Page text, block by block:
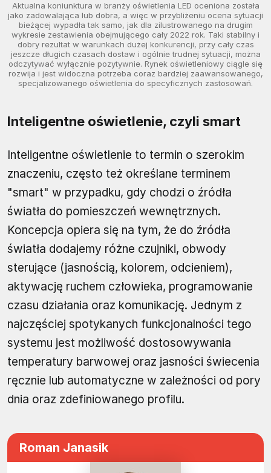
Aktualna koniunktura w branży oświetlenia LED oceniona została
jako zadowalająca lub dobra, a więc w przybliżeniu ocena sytuacji
bieżącej wypadła tak samo, jak dla zilustrowanego na drugim
wykresie zestawienia obejmującego cały 2022 rok. Taki stabilny i
dobry rezultat w warunkach dużej konkurencji, przy cały czas
jeszcze długich czasach dostaw i ogólnie trudnej sytuacji, można
odczytywać wyłącznie pozytywnie. Rynek oświetleniowy ciągle się
rozwija i jest widoczna potrzeba coraz bardziej zaawansowanego,
specjalizowanego oświetlenia do specyficznych zastosowań.
Inteligentne oświetlenie, czyli smart
Inteligentne oświetlenie to termin o szerokim
znaczeniu, często też określane terminem
"smart" w przypadku, gdy chodzi o źródła
światła do pomieszczeń wewnętrznych.
Koncepcja opiera się na tym, że do źródła
światła dodajemy różne czujniki, obwody
sterujące (jasnością, kolorem, odcieniem),
aktywację ruchem człowieka, programowanie
czasu działania oraz komunikację. Jednym z
najczęściej spotykanych funkcjonalności tego
systemu jest możliwość dostosowywania
temperatury barwowej oraz jasności świecenia
ręcznie lub automatyczne w zależności od pory
dnia oraz zdefiniowanego profilu.
Roman Janasik